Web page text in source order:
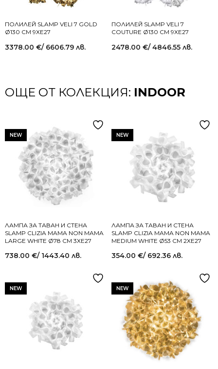
ПОЛИЛЕЙ SLAMP VELI 7 GOLD
Ø130 СМ 9XE27
3378.00 €/ 6606.79 лв.
ПОЛИЛЕЙ SLAMP VELI 7
COUTURE Ø130 СМ 9XE27
2478.00 €/ 4846.55 лв.
ОЩЕ ОТ КОЛЕКЦИЯ: INDOOR
NEW
ЛАМПА ЗА ТАВАН И СТЕНА
SLAMP CLIZIA MAMA NON MAMA
LARGE WHITE Ø78 СМ 3XE27
738.00 €/ 1443.40 лв.
NEW
ЛАМПА ЗА ТАВАН И СТЕНА
SLAMP CLIZIA MAMA NON MAMA
MEDIUM WHITE Ø53 СМ 2XE27
354.00 €/ 692.36 лв.
NEW NEW